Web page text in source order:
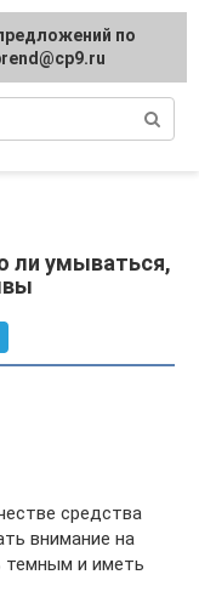
ли умываться,
средства
внимание на
темным и иметь
по